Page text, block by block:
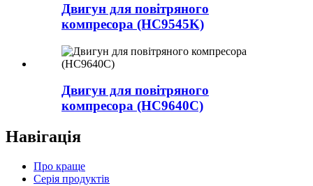
Двигун для повітряного
компресора (HC9545K)
Двигун для повітряного
компресора (HC9640C)
Навігація
Про краще
Серія продуктів